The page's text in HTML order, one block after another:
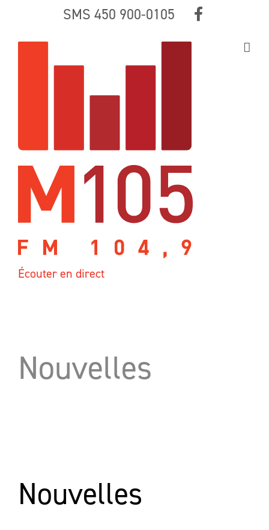
content
SMS 450 900-0105
Écouter en direct
Nouvelles
Nouvelles